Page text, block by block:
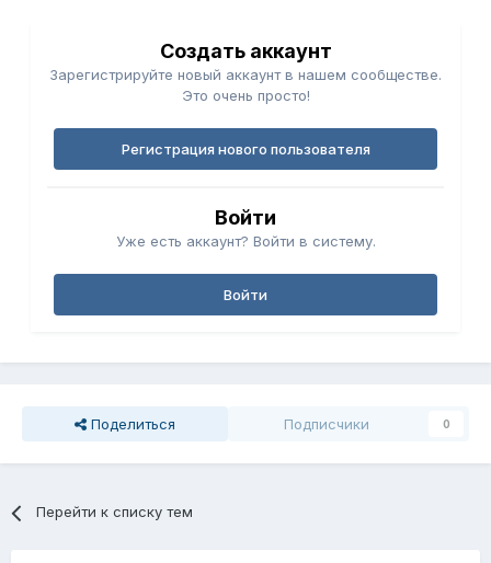
Создать аккаунт
Зарегистрируйте новый аккаунт в нашем сообществе.
Это очень просто!
Регистрация нового пользователя
Войти
Уже есть аккаунт? Войти в систему.
Войти
Поделиться Подписчики 0
Перейти к списку тем